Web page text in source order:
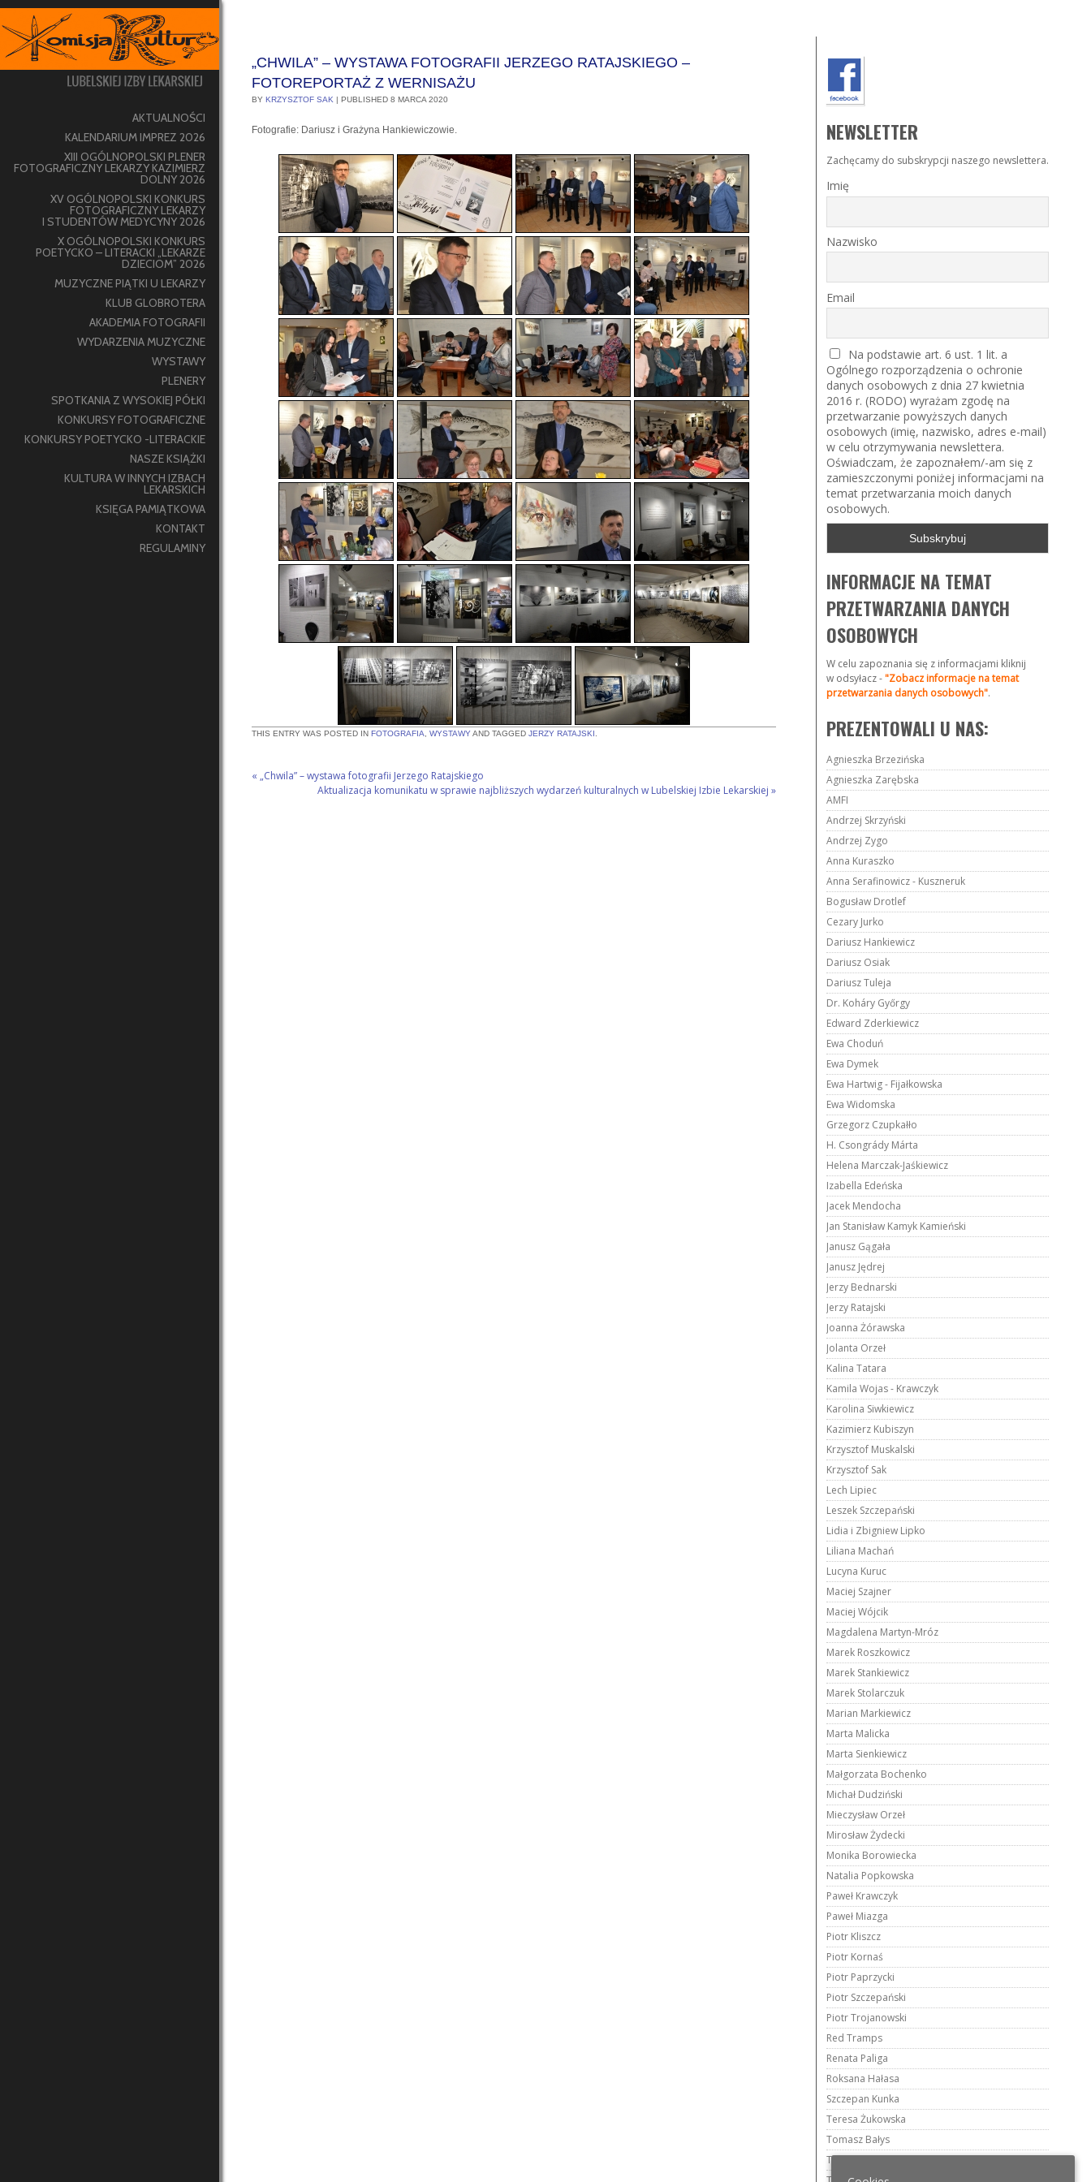
AKTUALNOŚCI
KALENDARIUM IMPREZ 2026
XIII OGÓLNOPOLSKI PLENER
FOTOGRAFICZNY LEKARZY KAZIMIERZ
DOLNY 2026
XV OGÓLNOPOLSKI KONKURS
FOTOGRAFICZNY LEKARZY
I STUDENTÓW MEDYCYNY 2026
X OGÓLNOPOLSKI KONKURS
POETYCKO – LITERACKI „LEKARZE
DZIECIOM” 2026
MUZYCZNE PIĄTKI U LEKARZY
KLUB GLOBROTERA
AKADEMIA FOTOGRAFII
WYDARZENIA MUZYCZNE
WYSTAWY
PLENERY
SPOTKANIA Z WYSOKIEJ PÓŁKI
KONKURSY FOTOGRAFICZNE
KONKURSY POETYCKO -LITERACKIE
NASZE KSIĄŻKI
KULTURA W INNYCH IZBACH
LEKARSKICH
KSIĘGA PAMIĄTKOWA
KONTAKT
REGULAMINY
„CHWILA” – WYSTAWA FOTOGRAFII JERZEGO RATAJSKIEGO –
FOTOREPORTAŻ Z WERNISAŻU
BY KRZYSZTOF SAK | PUBLISHED 8 MARCA 2020
Fotografie: Dariusz i Grażyna Hankiewiczowie.
THIS ENTRY WAS POSTED IN FOTOGRAFIA WYSTAWYAND TAGGED JERZY RATAJSKI
« „Chwila” – wystawa fotografii Jerzego Ratajskiego
Aktualizacja komunikatu w sprawie najbliższych wydarzeń kulturalnych w Lubelskiej Izbie Lekarskiej»
NEWSLETTER
Zachęcamy do subskrypcji naszego newslettera.
Imię
Nazwisko
Email
Na podstawie art. 6 ust. 1 lit. a
Ogólnego rozporządzenia o ochronie
danych osobowych z dnia 27 kwietnia
2016 r. (RODO) wyrażam zgodę na
przetwarzanie powyższych danych
osobowych (imię, nazwisko, adres e-mail)
w celu otrzymywania newslettera.
Oświadczam, że zapoznałem/-am się z
zamieszczonymi poniżej informacjami na
temat przetwarzania moich danych
osobowych.
INFORMACJE NA TEMAT
PRZETWARZANIA DANYCH
OSOBOWYCH
W celu zapoznania się z informacjami kliknij
w odsyłacz -"Zobacz informacje na temat
przetwarzania danych osobowych".
PREZENTOWALI U NAS:
Agnieszka Brzezińska
Agnieszka Zarębska
AMFI
Andrzej Skrzyński
Andrzej Zygo
Anna Kuraszko
Anna Serafinowicz - Kuszneruk
Bogusław Drotlef
Cezary Jurko
Dariusz Hankiewicz
Dariusz Osiak
Dariusz Tuleja
Dr. Koháry Győrgy
Edward Zderkiewicz
Ewa Choduń
Ewa Dymek
Ewa Hartwig - Fijałkowska
Ewa Widomska
Grzegorz Czupkałło
H. Csongrády Márta
Helena Marczak-Jaśkiewicz
Izabella Edeńska
Jacek Mendocha
Jan Stanisław Kamyk Kamieński
Janusz Gągała
Janusz Jędrej
Jerzy Bednarski
Jerzy Ratajski
Joanna Żórawska
Jolanta Orzeł
Kalina Tatara
Kamila Wojas - Krawczyk
Karolina Siwkiewicz
Kazimierz Kubiszyn
Krzysztof Muskalski
Krzysztof Sak
Lech Lipiec
Leszek Szczepański
Lidia i Zbigniew Lipko
Liliana Machań
Lucyna Kuruc
Maciej Szajner
Maciej Wójcik
Magdalena Martyn-Mróz
Marek Roszkowicz
Marek Stankiewicz
Marek Stolarczuk
Marian Markiewicz
Marta Malicka
Marta Sienkiewicz
Małgorzata Bochenko
Michał Dudziński
Mieczysław Orzeł
Mirosław Żydecki
Monika Borowiecka
Natalia Popkowska
Paweł Krawczyk
Paweł Miazga
Piotr Kliszcz
Piotr Kornaś
Piotr Paprzycki
Piotr Szczepański
Piotr Trojanowski
Red Tramps
Renata Paliga
Roksana Hałasa
Szczepan Kunka
Teresa Żukowska
Tomasz Bałys
Tomasz Kwiatkowski